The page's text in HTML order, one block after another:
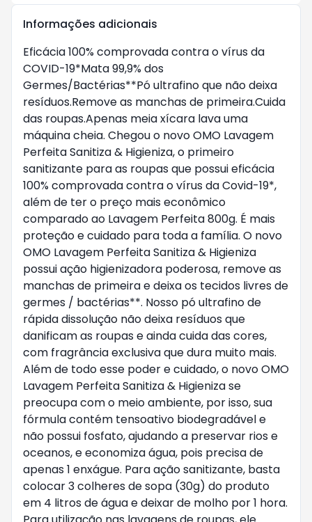
Informações adicionais
Eficácia 100% comprovada contra o vírus da
COVID-19*Mata 99,9% dos
Germes/Bactérias**Pó ultrafino que não deixa
resíduos.Remove as manchas de primeira.Cuida
das roupas.Apenas meia xícara lava uma
máquina cheia. Chegou o novo OMO Lavagem
Perfeita Sanitiza & Higieniza, o primeiro
sanitizante para as roupas que possui eficácia
100% comprovada contra o vírus da Covid-19*,
além de ter o preço mais econômico
comparado ao Lavagem Perfeita 800g. É mais
proteção e cuidado para toda a família. O novo
OMO Lavagem Perfeita Sanitiza & Higieniza
possui ação higienizadora poderosa, remove as
manchas de primeira e deixa os tecidos livres de
germes / bactérias**. Nosso pó ultrafino de
rápida dissolução não deixa resíduos que
danificam as roupas e ainda cuida das cores,
com fragrância exclusiva que dura muito mais.
Além de todo esse poder e cuidado, o novo OMO
Lavagem Perfeita Sanitiza & Higieniza se
preocupa com o meio ambiente, por isso, sua
fórmula contém tensoativo biodegradável e
não possui fosfato, ajudando a preservar rios e
oceanos, e economiza água, pois precisa de
apenas 1 enxágue. Para ação sanitizante, basta
colocar 3 colheres de sopa (30g) do produto
em 4 litros de água e deixar de molho por 1 hora.